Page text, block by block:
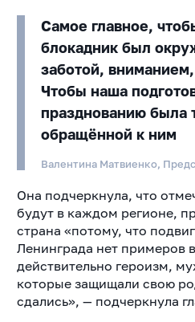
Самое главное,
блокадник был
заботой,
Чтобы наша
празднованию была
обращённой к ним
Валентина Матвиенко,
Она подчеркнула, что
будут в каждом регионе,
страна «потому, что
Ленинграда нет примеров
действительно героизм,
которые защищали свою
сдались», — подчеркнула